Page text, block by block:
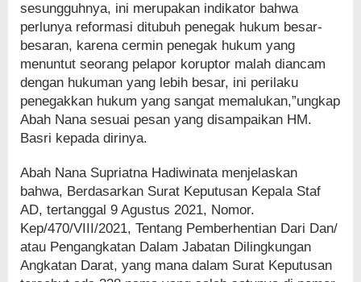
sesungguhnya, ini merupakan indikator bahwa
perlunya reformasi ditubuh penegak hukum besar-
besaran, karena cermin penegak hukum yang
menuntut seorang pelapor koruptor malah diancam
dengan hukuman yang lebih besar, ini perilaku
penegakkan hukum yang sangat memalukan,”ungkap
Abah Nana sesuai pesan yang disampaikan HM.
Basri kepada dirinya.
Abah Nana Supriatna Hadiwinata menjelaskan
bahwa, Berdasarkan Surat Keputusan Kepala Staf
AD, tertanggal 9 Agustus 2021, Nomor.
Kep/470/VIII/2021, Tentang Pemberhentian Dari Dan/
atau Pengangkatan Dalam Jabatan Dilingkungan
Angkatan Darat, yang mana dalam Surat Keputusan